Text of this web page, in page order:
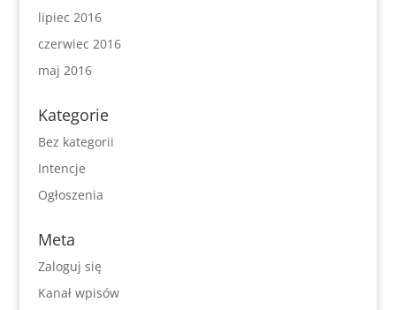
lipiec 2016
czerwiec 2016
maj 2016
Kategorie
Bez kategorii
Intencje
Ogłoszenia
Meta
Zaloguj się
Kanał wpisów